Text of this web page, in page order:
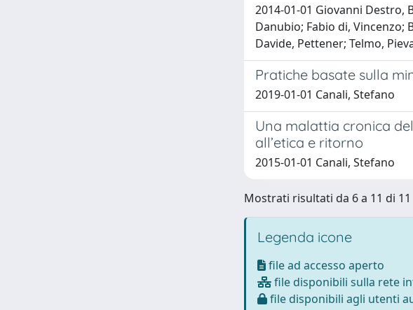
2014-01-01 Giovanni Destro,
Danubio; Fabio di, Vincenzo;
Davide, Pettener; Telmo,
Pratiche basate sulla
2019-01-01 Canali, Stefano
Una malattia cronica
all’etica e ritorno
2015-01-01 Canali, Stefano
Mostrati risultati da 6 a 11 di 11
Legenda icone
file ad accesso aperto
file disponibili sulla rete
file disponibili agli utenti